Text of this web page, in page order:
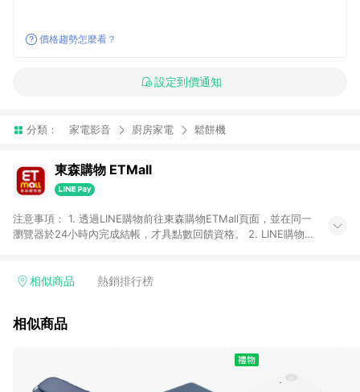
價格趨勢怎麼看？
設定到價通知
分類： 家電影音 廚房家電 鬆餅機
東森購物 ETMall
注意事項： 1. 透過LINE購物前往東森購物ETMall頁面，並在同一
瀏覽器於24小時內完成結帳，才具點數回饋資格。 2. LINE購物
單，皆不在點數回饋範圍內。 3. 如購買以下類別商品，將無法獲
球嚴選、商城、專案商品、「草莓網」全館商品。 4. 如取消訂
回饋。 5. 點數回饋會扣除所有折扣優惠後之最終發票金額計算，
ETMall站內之折扣優惠(包含但不限於東森幣、樂透金、東森現金
相似商品 熱銷排行榜
相似商品